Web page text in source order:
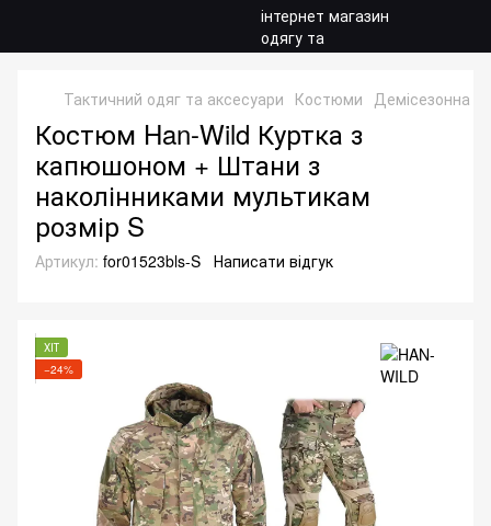
Тактичний одяг та аксесуари Костюми Демісезонна
Костюм Han-Wild Куртка з
капюшоном + Штани з
наколінниками мультикам
розмір S
Артикул: for01523bls-S Написати відгук
ХІТ
−24%